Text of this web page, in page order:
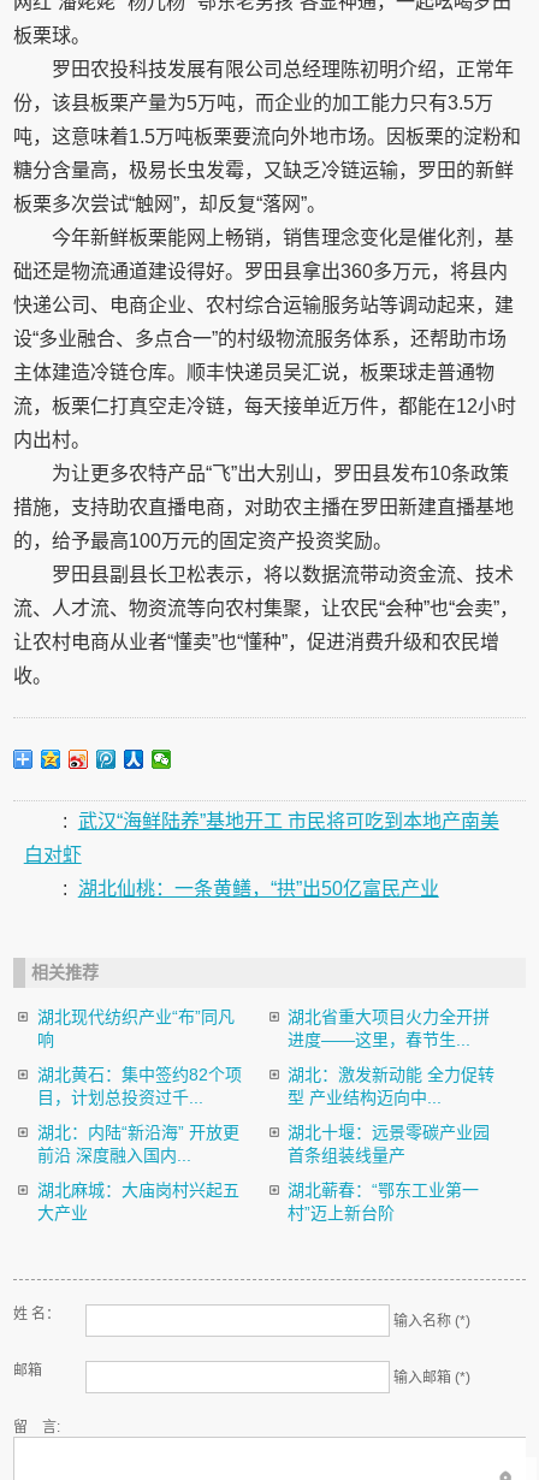
板栗球。
罗田农投科技发展有限公司总经理陈初明介绍，正常年
份，该县板栗产量为5万吨，而企业的加工能力只有3.5万
吨，这意味着1.5万吨板栗要流向外地市场。因板栗的淀粉和
糖分含量高，极易长虫发霉，又缺乏冷链运输，罗田的新鲜
板栗多次尝试“触网”，却反复“落网”。
今年新鲜板栗能网上畅销，销售理念变化是催化剂，基
础还是物流通道建设得好。罗田县拿出360多万元，将县内
快递公司、电商企业、农村综合运输服务站等调动起来，建
设“多业融合、多点合一”的村级物流服务体系，还帮助市场
主体建造冷链仓库。顺丰快递员吴汇说，板栗球走普通物
流，板栗仁打真空走冷链，每天接单近万件，都能在12小时
内出村。
为让更多农特产品“飞”出大别山，罗田县发布10条政策
措施，支持助农直播电商，对助农主播在罗田新建直播基地
的，给予最高100万元的固定资产投资奖励。
罗田县副县长卫松表示，将以数据流带动资金流、技术
流、人才流、物资流等向农村集聚，让农民“会种”也“会卖”，
让农村电商从业者“懂卖”也“懂种”，促进消费升级和农民增
收。
: 武汉“海鲜陆养”基地开工 市民将可吃到本地产南美
白对虾
: 湖北仙桃：一条黄鳝，“拱”出50亿富民产业
相关推荐
湖北现代纺织产业“布”同凡
响
湖北省重大项目火力全开拼
进度——这里，春节生...
湖北黄石：集中签约82个项
目，计划总投资过千...
湖北：激发新动能 全力促转
型 产业结构迈向中...
湖北：内陆“新沿海” 开放更
前沿 深度融入国内...
湖北十堰：远景零碳产业园
首条组装线量产
湖北麻城：大庙岗村兴起五
大产业
湖北蕲春：“鄂东工业第一
村”迈上新台阶
姓 名： 输入名称 (*)
邮箱 输入邮箱 (*)
留 言: